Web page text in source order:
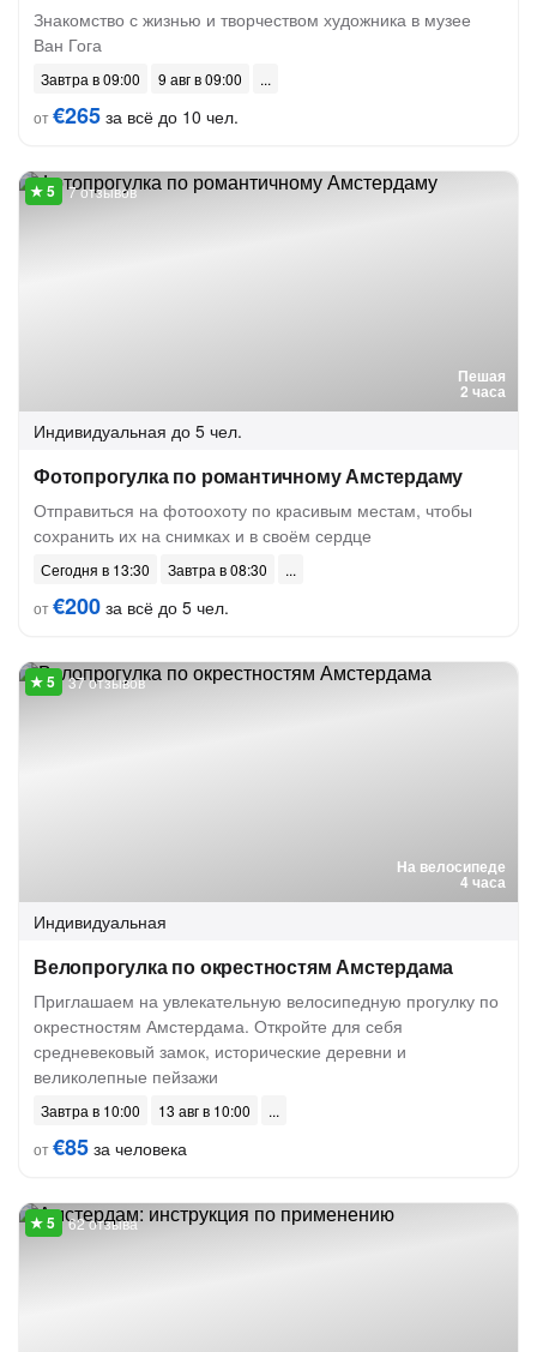
Знакомство с жизнью и творчеством художника в музее
Ван Гога
Завтра в 09:00
9 авг в 09:00
от€265 за всё до 10 чел.
Пешая
2 часа
7 отзывов
Индивидуальная до 5 чел.
Фотопрогулка по романтичному Амстердаму
Отправиться на фотоохоту по красивым местам, чтобы
сохранить их на снимках и в своём сердце
Сегодня в 13:30
Завтра в 08:30
от€200 за всё до 5 чел.
На велосипеде
4 часа
37 отзывов
Индивидуальная
Велопрогулка по окрестностям Амстердама
Приглашаем на увлекательную велосипедную прогулку по
окрестностям Амстердама. Откройте для себя
средневековый замок, исторические деревни и
великолепные пейзажи
Завтра в 10:00
13 авг в 10:00
от€85 за человека
62 отзыва